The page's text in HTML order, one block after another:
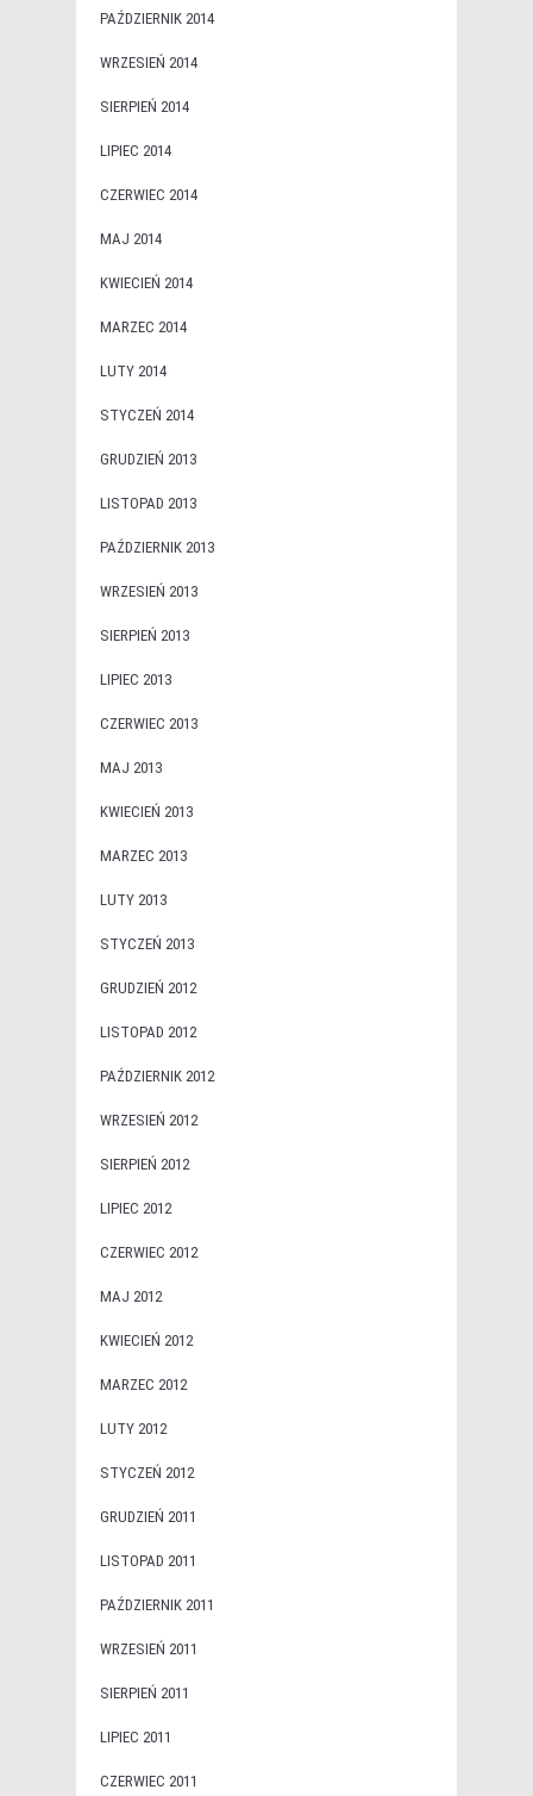
PAŹDZIERNIK 2014
WRZESIEŃ 2014
SIERPIEŃ 2014
LIPIEC 2014
CZERWIEC 2014
MAJ 2014
KWIECIEŃ 2014
MARZEC 2014
LUTY 2014
STYCZEŃ 2014
GRUDZIEŃ 2013
LISTOPAD 2013
PAŹDZIERNIK 2013
WRZESIEŃ 2013
SIERPIEŃ 2013
LIPIEC 2013
CZERWIEC 2013
MAJ 2013
KWIECIEŃ 2013
MARZEC 2013
LUTY 2013
STYCZEŃ 2013
GRUDZIEŃ 2012
LISTOPAD 2012
PAŹDZIERNIK 2012
WRZESIEŃ 2012
SIERPIEŃ 2012
LIPIEC 2012
CZERWIEC 2012
MAJ 2012
KWIECIEŃ 2012
MARZEC 2012
LUTY 2012
STYCZEŃ 2012
GRUDZIEŃ 2011
LISTOPAD 2011
PAŹDZIERNIK 2011
WRZESIEŃ 2011
SIERPIEŃ 2011
LIPIEC 2011
CZERWIEC 2011